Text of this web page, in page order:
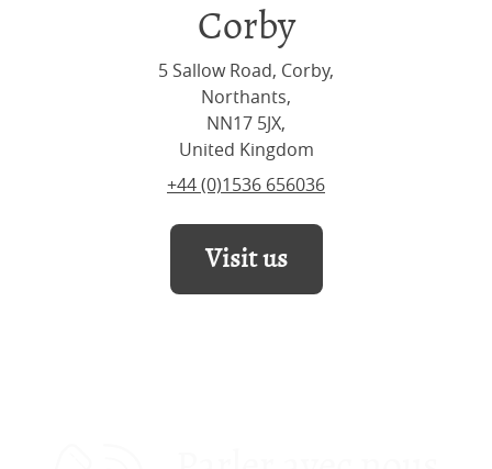
Corby
5 Sallow Road, Corby,
Northants,
NN17 5JX,
United Kingdom
+44 (0)1536 656036
Visit us